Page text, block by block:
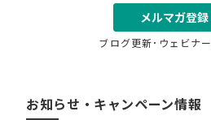
メルマガ登録
ブログ更新･ウェビナ
お知らせ・キャンペーン情報